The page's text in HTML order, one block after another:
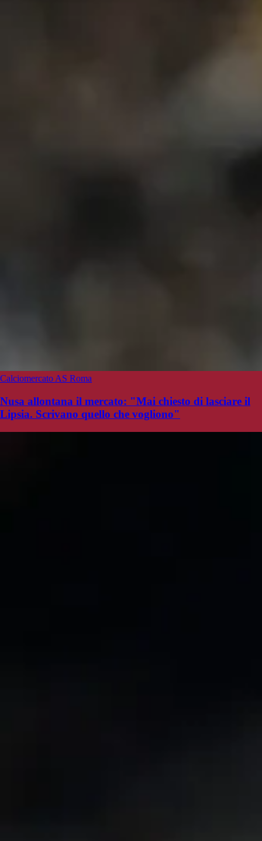
Calciomercato AS Roma
Nusa allontana il mercato: "Mai chiesto di lasciare il
Lipsia. Scrivano quello che vogliono"